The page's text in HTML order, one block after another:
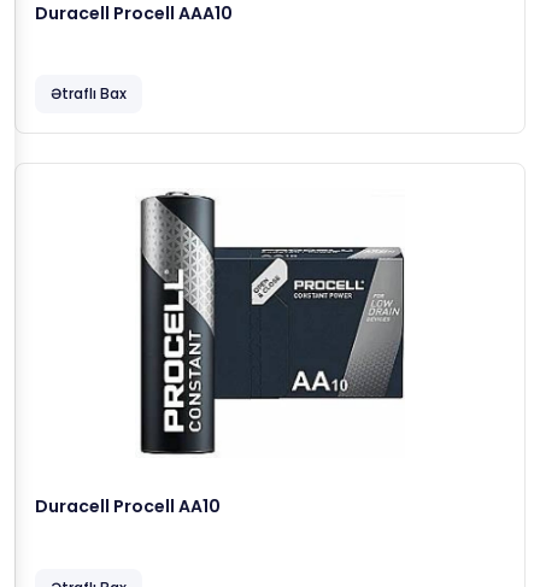
Duracell Procell AAA10
Ətraflı Bax
Duracell Procell AA10